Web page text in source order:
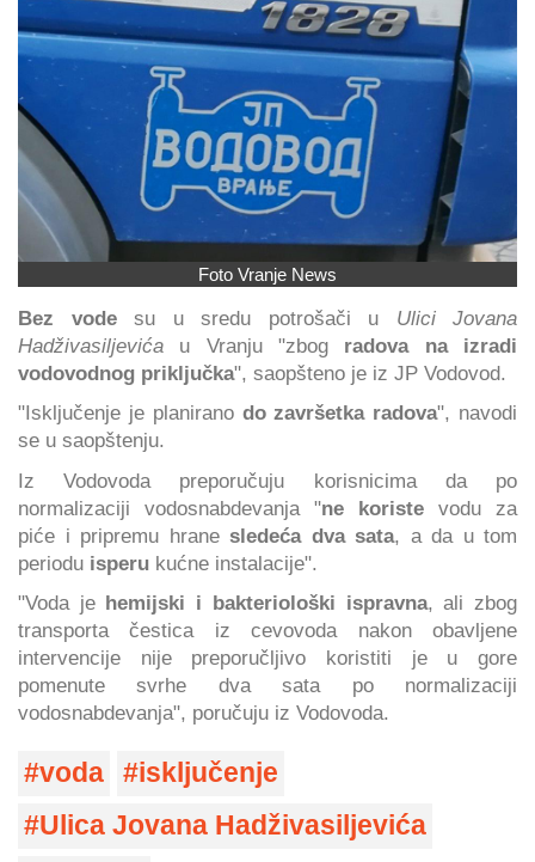
Foto Vranje News
Bez vodesu u sredu potrošači u Ulici Jovana
Hadživasiljevića u Vranju "zbog radova na izradi
vodovodnog priključka", saopšteno je iz JP Vodovod.
"Isključenje je planirano do završetka radova", navodi
se u saopštenju.
Iz Vodovoda preporučuju korisnicima da po
normalizaciji vodosnabdevanja "ne koriste vodu za
piće i pripremu hrane sledeća dva sata, a da u tom
periodu isperu kućne instalacije".
"Voda je
hemijski i bakteriološki ispravna, ali zbog
transporta čestica iz cevovoda nakon obavljene
intervencije nije preporučljivo koristiti je u gore
pomenute svrhe dva sata po normalizaciji
vodosnabdevanja", poručuju iz Vodovoda.
voda
isključenje
Ulica Jovana Hadživasiljevića